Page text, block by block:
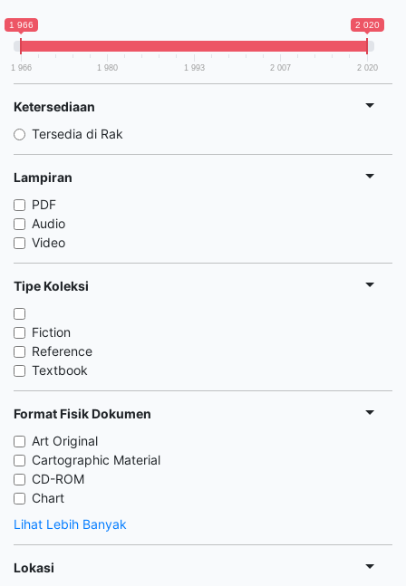
1 966 2 020
1 966 1 980 1 993 2 007 2 020
Ketersediaan
Tersedia di Rak
Lampiran
PDF
Audio
Video
Tipe Koleksi
Fiction
Reference
Textbook
Format Fisik Dokumen
Art Original
Cartographic Material
CD-ROM
Chart
Lihat Lebih Banyak
Lokasi